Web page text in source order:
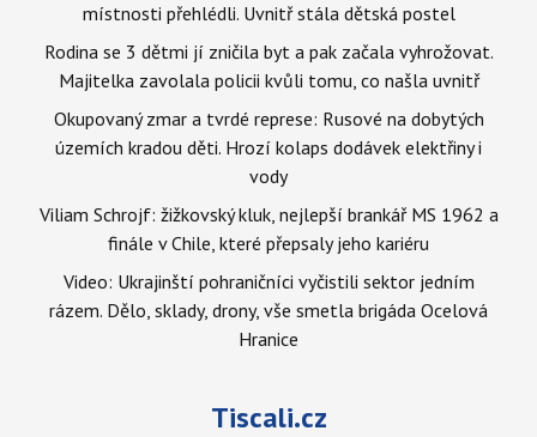
místnosti přehlédli. Uvnitř stála dětská postel
Rodina se 3 dětmi jí zničila byt a pak začala vyhrožovat.
Majitelka zavolala policii kvůli tomu, co našla uvnitř
Okupovaný zmar a tvrdé represe: Rusové na dobytých
územích kradou děti. Hrozí kolaps dodávek elektřiny i
vody
Viliam Schrojf: žižkovský kluk, nejlepší brankář MS 1962 a
finále v Chile, které přepsaly jeho kariéru
Video: Ukrajinští pohraničníci vyčistili sektor jedním
rázem. Dělo, sklady, drony, vše smetla brigáda Ocelová
Hranice
Tiscali.cz